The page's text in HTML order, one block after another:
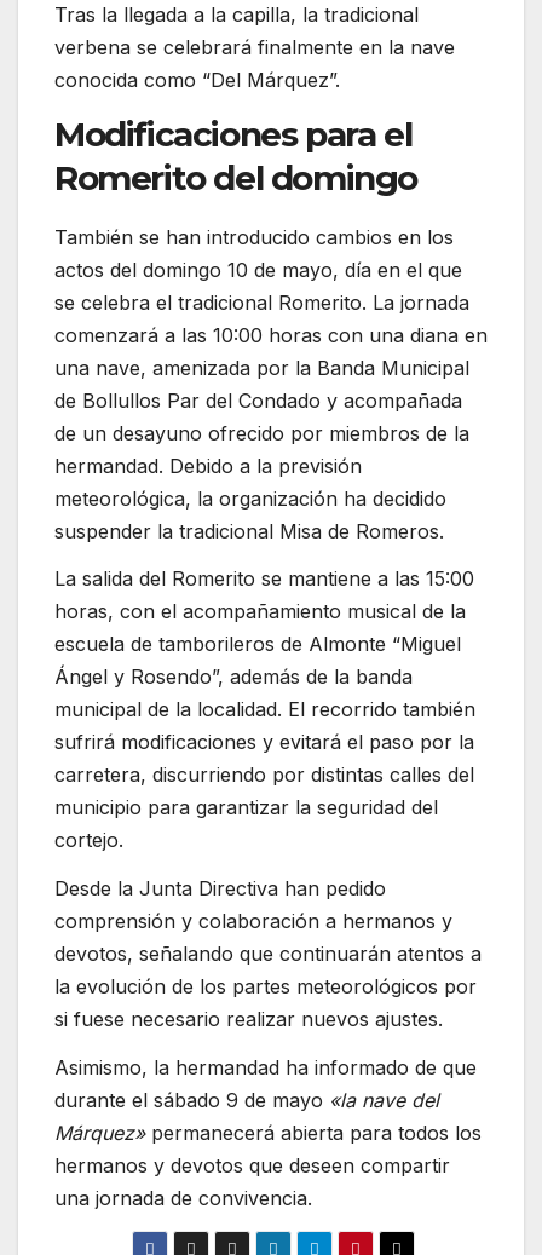
Tras la llegada a la capilla, la tradicional
verbena se celebrará finalmente en la nave
conocida como “Del Márquez”.
Modificaciones para el
Romerito del domingo
También se han introducido cambios en los
actos del domingo 10 de mayo, día en el que
se celebra el tradicional Romerito. La jornada
comenzará a las 10:00 horas con una diana en
una nave, amenizada por la Banda Municipal
de Bollullos Par del Condado y acompañada
de un desayuno ofrecido por miembros de la
hermandad. Debido a la previsión
meteorológica, la organización ha decidido
suspender la tradicional Misa de Romeros.
La salida del Romerito se mantiene a las 15:00
horas, con el acompañamiento musical de la
escuela de tamborileros de Almonte “Miguel
Ángel y Rosendo”, además de la banda
municipal de la localidad. El recorrido también
sufrirá modificaciones y evitará el paso por la
carretera, discurriendo por distintas calles del
municipio para garantizar la seguridad del
cortejo.
Desde la Junta Directiva han pedido
comprensión y colaboración a hermanos y
devotos, señalando que continuarán atentos a
la evolución de los partes meteorológicos por
si fuese necesario realizar nuevos ajustes.
Asimismo, la hermandad ha informado de que
durante el sábado 9 de mayo «la nave del
Márquez»permanecerá abierta para todos los
hermanos y devotos que deseen compartir
una jornada de convivencia.